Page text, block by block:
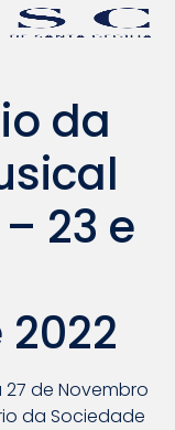
da
23 e
de Novembro
da Sociedade